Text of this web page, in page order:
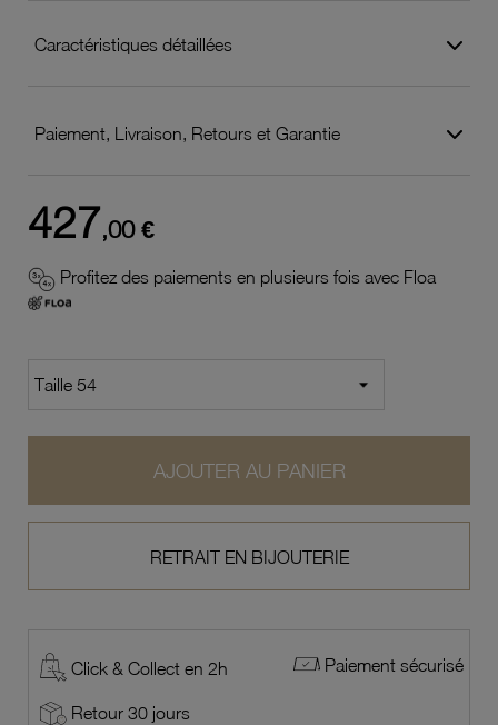
Caractéristiques détaillées
Paiement, Livraison, Retours et Garantie
427,00 €
Profitez des paiements en plusieurs fois avec Floa
AJOUTER AU PANIER
RETRAIT EN BIJOUTERIE
Click & Collect en 2h Paiement sécurisé
Retour 30 jours